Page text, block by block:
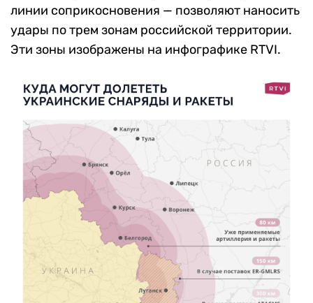
линии соприкосновения — позволяют наносить
удары по трем зонам российской территории.
Эти зоны изображены на инфографике RTVI.